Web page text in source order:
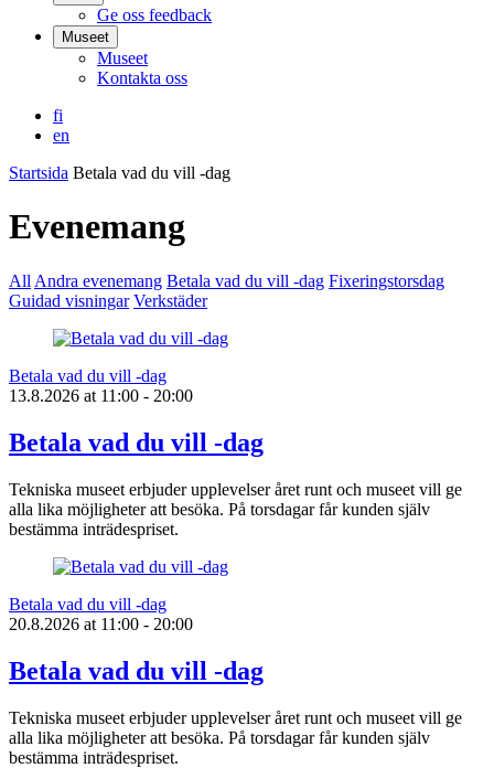
Ge oss feedback
Museet
Museet
Kontakta oss
fi
en
Startsida Betala vad du vill -dag
Evenemang
All Andra evenemang Betala vad du vill -dag Fixeringstorsdag
Guidad visningar Verkstäder
Betala vad du vill -dag
13.8.2026 at 11:00 - 20:00
Betala vad du vill -dag
Tekniska museet erbjuder upplevelser året runt och museet vill ge
alla lika möjligheter att besöka. På torsdagar får kunden själv
bestämma inträdespriset.
Betala vad du vill -dag
20.8.2026 at 11:00 - 20:00
Betala vad du vill -dag
Tekniska museet erbjuder upplevelser året runt och museet vill ge
alla lika möjligheter att besöka. På torsdagar får kunden själv
bestämma inträdespriset.